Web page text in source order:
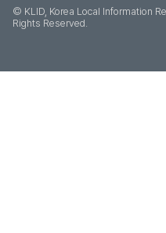
© KLID, Korea Local Information
Rights Reserved.